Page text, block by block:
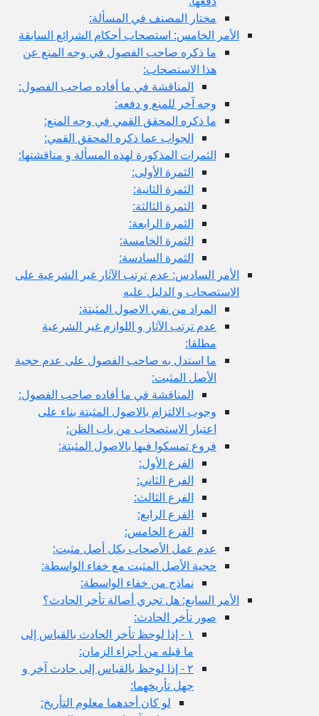
مختار المصنف في المسألة:
الأمر الخامس: استصحاب أحكام الشرائع السابقة
ما ذكره صاحب الفصول في وجه المنع عن
هذا الاستصحاب:
المناقشة في ما أفاده صاحب الفصول:
وجه آخر للمنع و دفعه:
ما ذكره المحقق القمي في وجه المنع:
الجواب عما ذكره المحقق القمي:
الثمرات المذكورة لهذه المسألة و مناقشتها:
الثمرة الأولى:
الثمرة الثانية:
الثمرة الثالثة:
الثمرة الرابعة:
الثمرة الخامسة:
الثمرة السادسة:
الأمر السادس: عدم ترتب الآثار غير الشرعية على
الاستصحاب و الدليل عليه
المراد من نفي الاصول المثبتة:
عدم ترتب الآثار و اللوازم غير الشرعية
مطلقا:
ما استدل به صاحب الفصول على عدم حجية
الأصل المثبت:
المناقشة في ما أفاده صاحب الفصول:
وجوب الالتزام بالاصول المثبتة بناء على
اعتبار الاستصحاب من باب الظن:
فروع تمسكوا فيها بالاصول المثبتة:
الفرع الأول:
الفرع الثاني:
الفرع الثالث:
الفرع الرابع:
الفرع الخامس:
عدم عمل الأصحاب بكل أصل مثبت:
حجية الأصل المثبت مع خفاء الواسطة:
نماذج من خفاء الواسطة:
الأمر السابع: هل تجري أصالة تأخر الحادث؟
صور تأخر الحادث:
١ - إذا لوحظ تأخر الحادث بالقياس إلى
ما قبله من أجزاء الزمان:
٢ - إذا لوحظ بالقياس إلى حادث آخر و
جهل تأريخهما:
لو كان أحدهما معلوم التأريخ: